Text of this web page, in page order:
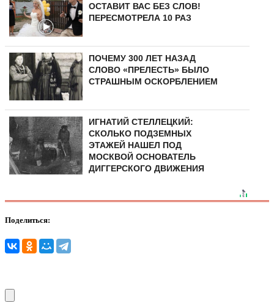
ОСТАВИТ ВАС БЕЗ СЛОВ!
ПЕРЕСМОТРЕЛА 10 РАЗ
ПОЧЕМУ 300 ЛЕТ НАЗАД
СЛОВО «ПРЕЛЕСТЬ» БЫЛО
СТРАШНЫМ ОСКОРБЛЕНИЕМ
ИГНАТИЙ СТЕЛЛЕЦКИЙ:
СКОЛЬКО ПОДЗЕМНЫХ
ЭТАЖЕЙ НАШЕЛ ПОД
МОСКВОЙ ОСНОВАТЕЛЬ
ДИГГЕРСКОГО ДВИЖЕНИЯ
Поделиться: